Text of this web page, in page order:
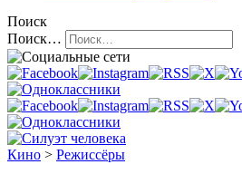
Поиск
Поиск…
Кино > Режиссёры